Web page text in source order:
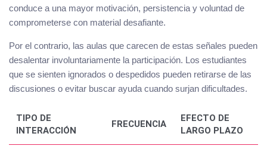
conduce a una mayor motivación, persistencia y voluntad de
comprometerse con material desafiante.
Por el contrario, las aulas que carecen de estas señales pueden
desalentar involuntariamente la participación. Los estudiantes
que se sienten ignorados o despedidos pueden retirarse de las
discusiones o evitar buscar ayuda cuando surjan dificultades.
TIPO DE
INTERACCIÓN
FRECUENCIA
EFECTO DE
LARGO PLAZO